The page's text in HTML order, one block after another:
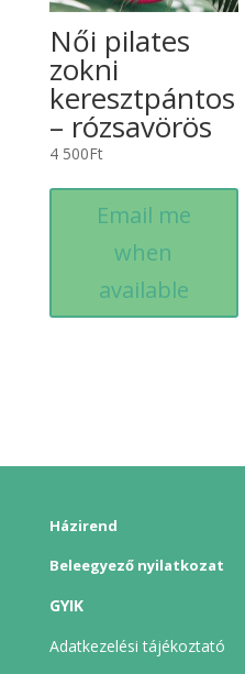
Női pilates
zokni
keresztpántos
– rózsavörös
4 500Ft
Email me
when
available
Házirend
Beleegyező nyilatkozat
GYIK
Adatkezelési tájékoztató